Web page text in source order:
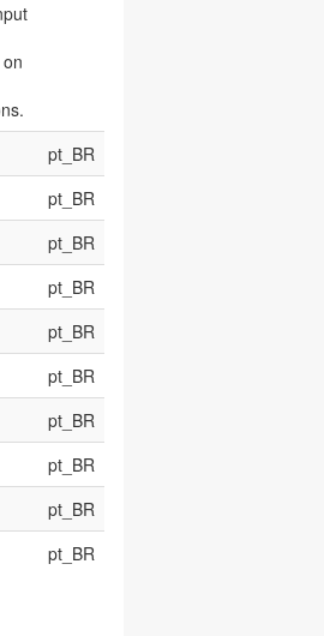
pt_BR
pt_BR
pt_BR
pt_BR
pt_BR
pt_BR
pt_BR
pt_BR
pt_BR
pt_BR